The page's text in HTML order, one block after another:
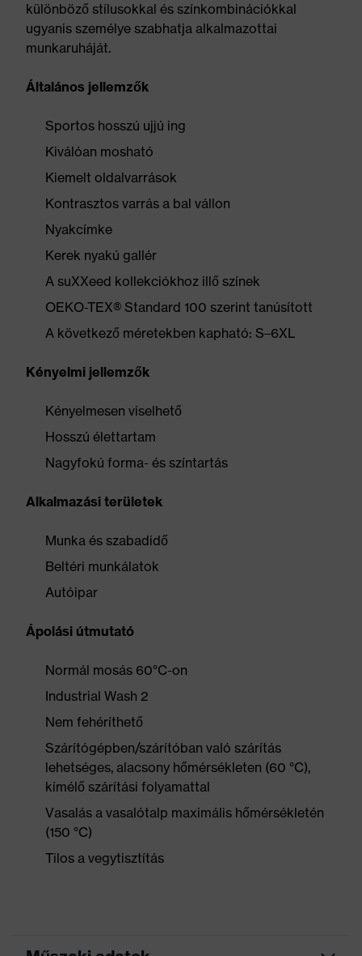
különböző stílusokkal és színkombinációkkal
ugyanis személye szabhatja alkalmazottai
munkaruháját.
Általános jellemzők
Sportos hosszú ujjú ing
Kiválóan mosható
Kiemelt oldalvarrások
Kontrasztos varrás a bal vállon
Nyakcímke
Kerek nyakú gallér
A suXXeed kollekciókhoz illő színek
OEKO-TEX® Standard 100 szerint tanúsított
A következő méretekben kapható: S–6XL
Kényelmi jellemzők
Kényelmesen viselhető
Hosszú élettartam
Nagyfokú forma- és színtartás
Alkalmazási területek
Munka és szabadidő
Beltéri munkálatok
Autóipar
Ápolási útmutató
Normál mosás 60°C-on
Industrial Wash 2
Nem fehéríthető
Szárítógépben/szárítóban való szárítás
lehetséges, alacsony hőmérsékleten (60 °C),
kímélő szárítási folyamattal
Vasalás a vasalótalp maximális hőmérsékletén
(150 °C)
Tilos a vegytisztítás